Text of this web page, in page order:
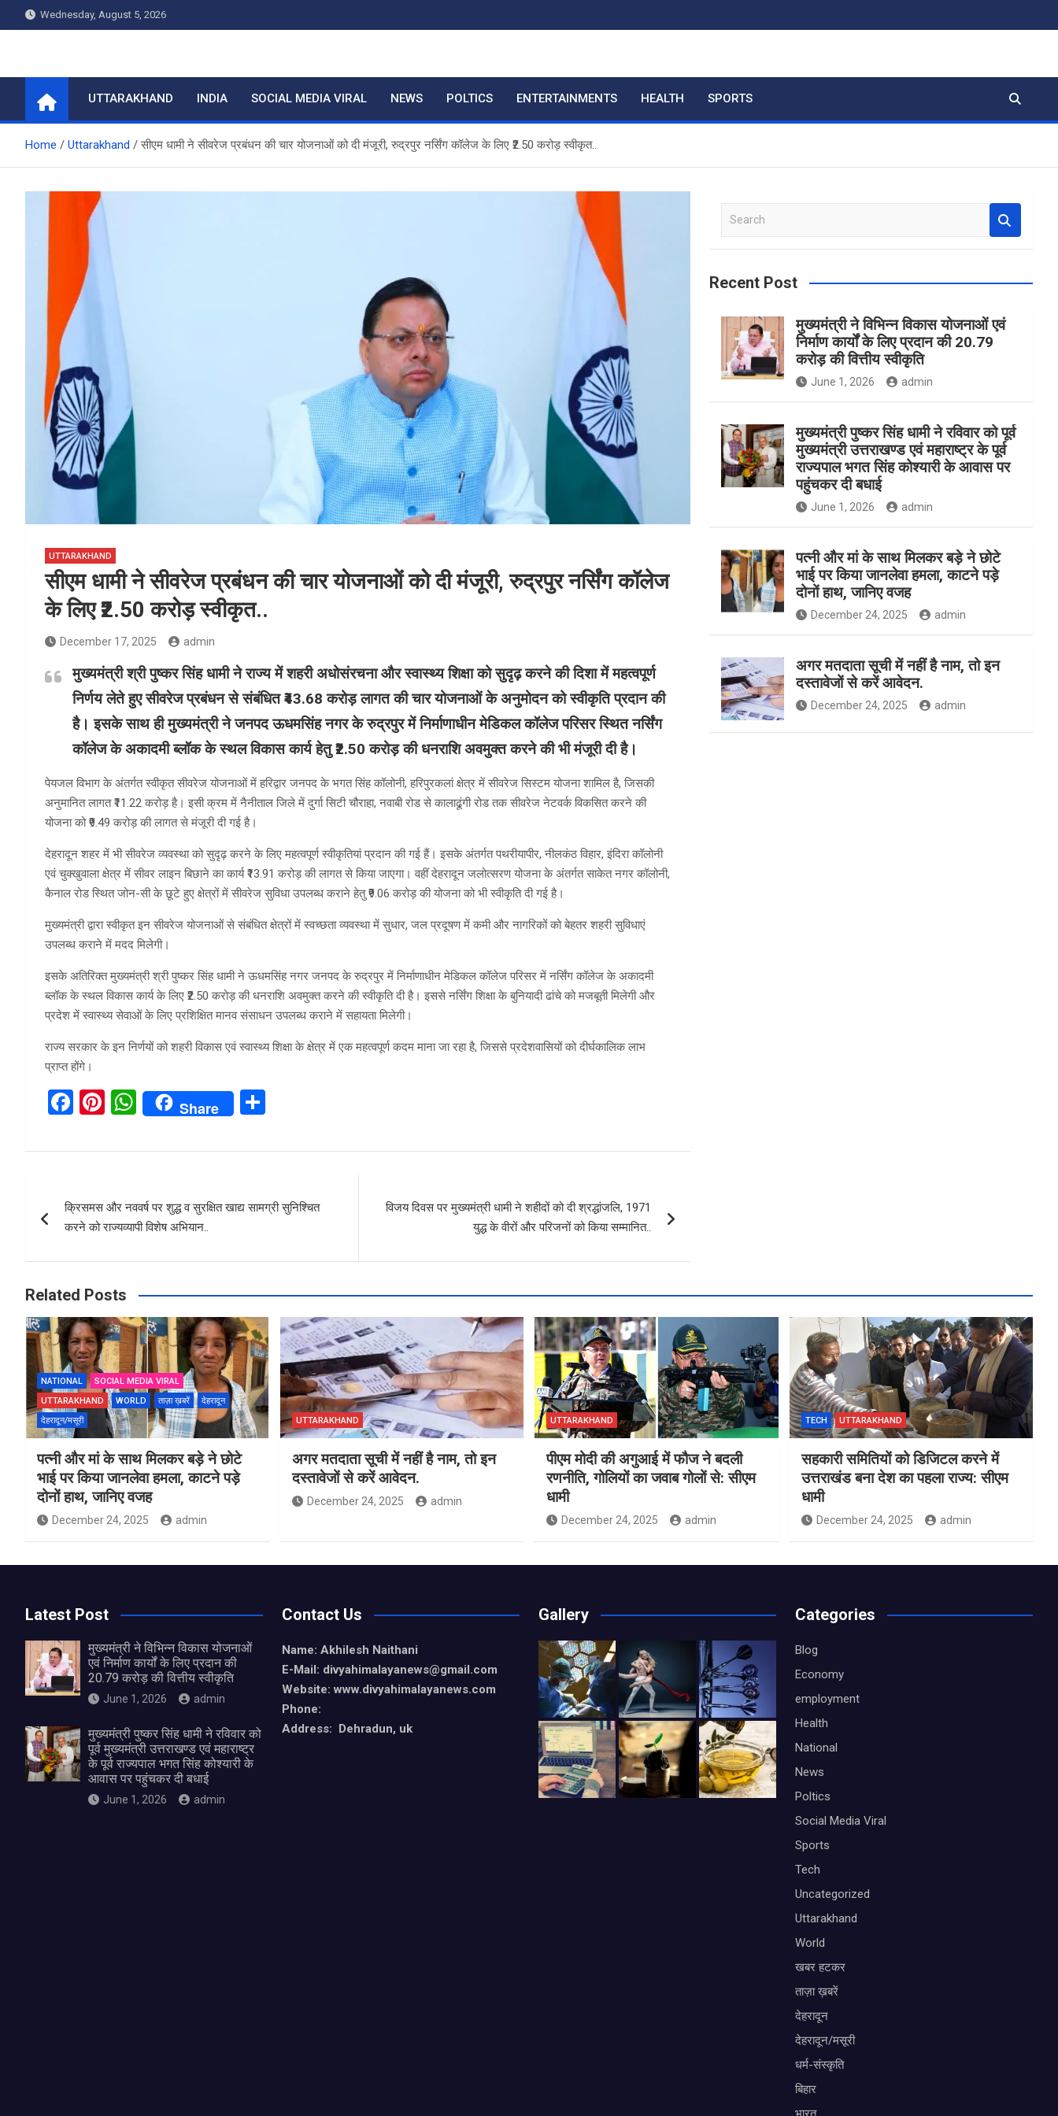
to
Wednesday, August 5, 2026
Home
UTTARAKHAND INDIA SOCIAL MEDIA VIRAL NEWS POLTICS ENTERTAINMENTS HEALTH SPORTS
Home Uttarakhand सीएम धामी ने सीवरेज प्रबंधन की चार योजनाओं को दी मंजूरी, रुद्रपुर नर्सिंग कॉलेज के लिए ₹2.50 करोड़ स्वीकृत..
UTTARAKHAND
सीएम धामी ने सीवरेज प्रबंधन की चार योजनाओं को दी मंजूरी, रुद्रपुर नर्सिंग कॉलेज
के लिए ₹2.50 करोड़ स्वीकृत..
December 17, 2025 admin
मुख्यमंत्री श्री पुष्कर सिंह धामी ने राज्य में शहरी अधोसंरचना और स्वास्थ्य शिक्षा को सुदृढ़ करने की दिशा में महत्वपूर्ण
निर्णय लेते हुए सीवरेज प्रबंधन से संबंधित ₹43.68 करोड़ लागत की चार योजनाओं के अनुमोदन को स्वीकृति प्रदान की
है। इसके साथ ही मुख्यमंत्री ने जनपद ऊधमसिंह नगर के रुद्रपुर में निर्माणाधीन मेडिकल कॉलेज परिसर स्थित नर्सिंग
कॉलेज के अकादमी ब्लॉक के स्थल विकास कार्य हेतु ₹2.50 करोड़ की धनराशि अवमुक्त करने की भी मंजूरी दी है।
पेयजल विभाग के अंतर्गत स्वीकृत सीवरेज योजनाओं में हरिद्वार जनपद के भगत सिंह कॉलोनी, हरिपुरकलां क्षेत्र में सीवरेज सिस्टम योजना शामिल है, जिसकी
अनुमानित लागत ₹11.22 करोड़ है। इसी क्रम में नैनीताल जिले में दुर्गा सिटी चौराहा, नवाबी रोड से कालाढूंगी रोड तक सीवरेज नेटवर्क विकसित करने की
योजना को ₹9.49 करोड़ की लागत से मंजूरी दी गई है।
देहरादून शहर में भी सीवरेज व्यवस्था को सुदृढ़ करने के लिए महत्वपूर्ण स्वीकृतियां प्रदान की गई हैं। इसके अंतर्गत पथरीयापीर, नीलकंठ विहार, इंदिरा कॉलोनी
एवं चुक्खुवाला क्षेत्र में सीवर लाइन बिछाने का कार्य ₹13.91 करोड़ की लागत से किया जाएगा। वहीं देहरादून जलोत्सरण योजना के अंतर्गत साकेत नगर कॉलोनी,
कैनाल रोड स्थित जोन-सी के छूटे हुए क्षेत्रों में सीवरेज सुविधा उपलब्ध कराने हेतु ₹9.06 करोड़ की योजना को भी स्वीकृति दी गई है।
मुख्यमंत्री द्वारा स्वीकृत इन सीवरेज योजनाओं से संबंधित क्षेत्रों में स्वच्छता व्यवस्था में सुधार, जल प्रदूषण में कमी और नागरिकों को बेहतर शहरी सुविधाएं
उपलब्ध कराने में मदद मिलेगी।
इसके अतिरिक्त मुख्यमंत्री श्री पुष्कर सिंह धामी ने ऊधमसिंह नगर जनपद के रुद्रपुर में निर्माणाधीन मेडिकल कॉलेज परिसर में नर्सिंग कॉलेज के अकादमी
ब्लॉक के स्थल विकास कार्य के लिए ₹2.50 करोड़ की धनराशि अवमुक्त करने की स्वीकृति दी है। इससे नर्सिंग शिक्षा के बुनियादी ढांचे को मजबूती मिलेगी और
प्रदेश में स्वास्थ्य सेवाओं के लिए प्रशिक्षित मानव संसाधन उपलब्ध कराने में सहायता मिलेगी।
राज्य सरकार के इन निर्णयों को शहरी विकास एवं स्वास्थ्य शिक्षा के क्षेत्र में एक महत्वपूर्ण कदम माना जा रहा है, जिससे प्रदेशवासियों को दीर्घकालिक लाभ
प्राप्त होंगे।
F
ce
o
o
k
Pi
er
t
W
at
A
p
p
Share
ar
navigation
क्रिसमस और नववर्ष पर शुद्ध व सुरक्षित खाद्य सामग्री सुनिश्चित
करने को राज्यव्यापी विशेष अभियान..
विजय दिवस पर मुख्यमंत्री धामी ने शहीदों को दी श्रद्धांजलि, 1971
युद्ध के वीरों और परिजनों को किया सम्मानित..
a
c
Recent Post
मुख्यमंत्री ने विभिन्न विकास योजनाओं एवं
निर्माण कार्यों के लिए प्रदान की 20.79
करोड़ की वित्तीय स्वीकृति
June 1, 2026 admin
मुख्यमंत्री पुष्कर सिंह धामी ने रविवार को पूर्व
मुख्यमंत्री उत्तराखण्ड एवं महाराष्ट्र के पूर्व
राज्यपाल भगत सिंह कोश्यारी के आवास पर
पहुंचकर दी बधाई
June 1, 2026 admin
पत्नी और मां के साथ मिलकर बड़े ने छोटे
भाई पर किया जानलेवा हमला, काटने पड़े
दोनों हाथ, जानिए वजह
December 24, 2025 admin
अगर मतदाता सूची में नहीं है नाम, तो इन
दस्तावेजों से करें आवेदन.
December 24, 2025 admin
Related Posts
NATIONAL
SOCIAL MEDIA VIRAL
UTTARAKHAND
WORLD ताज़ा ख़बरें
देहरादून
देहरादून/मसूरी
पत्नी और मां के साथ मिलकर बड़े ने छोटे
भाई पर किया जानलेवा हमला, काटने पड़े
दोनों हाथ, जानिए वजह
December 24, 2025 admin
UTTARAKHAND
अगर मतदाता सूची में नहीं है नाम, तो इन
दस्तावेजों से करें आवेदन.
December 24, 2025 admin
UTTARAKHAND
पीएम मोदी की अगुआई में फौज ने बदली
रणनीति, गोलियों का जवाब गोलों से: सीएम
धामी
December 24, 2025 admin
TECH UTTARAKHAND
सहकारी समितियों को डिजिटल करने में
उत्तराखंड बना देश का पहला राज्य: सीएम
धामी
December 24, 2025 admin
Latest Post
मुख्यमंत्री ने विभिन्न विकास योजनाओं
एवं निर्माण कार्यों के लिए प्रदान की
20.79 करोड़ की वित्तीय स्वीकृति
June 1, 2026 admin
मुख्यमंत्री पुष्कर सिंह धामी ने रविवार को
पूर्व मुख्यमंत्री उत्तराखण्ड एवं महाराष्ट्र
के पूर्व राज्यपाल भगत सिंह कोश्यारी के
आवास पर पहुंचकर दी बधाई
June 1, 2026 admin
Contact Us
Name: Akhilesh Naithani
E-Mail: divyahimalayanews@gmail.com
Website: www.divyahimalayanews.com
Phone:
Address: Dehradun, uk
Gallery Categories
Blog
Economy
employment
Health
National
News
Poltics
Social Media Viral
Sports
Tech
Uncategorized
Uttarakhand
World
खबर हटकर
ताज़ा ख़बरें
देहरादून
देहरादून/मसूरी
धर्म-संस्कृति
बिहार